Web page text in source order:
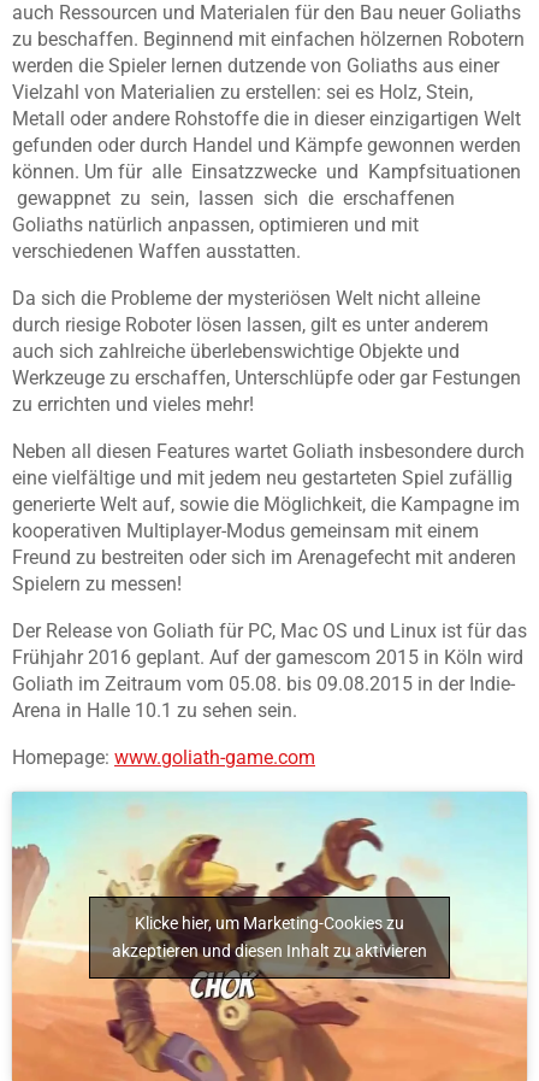
auch Ressourcen und Materialen für den Bau neuer Goliaths
zu beschaffen. Beginnend mit einfachen hölzernen Robotern
werden die Spieler lernen dutzende von Goliaths aus einer
Vielzahl von Materialien zu erstellen: sei es Holz, Stein,
Metall oder andere Rohstoffe die in dieser einzigartigen Welt
gefunden oder durch Handel und Kämpfe gewonnen werden
können. Um für alle Einsatzzwecke und Kampfsituationen
gewappnet zu sein, lassen sich die erschaffenen
Goliaths natürlich anpassen, optimieren und mit
verschiedenen Waffen ausstatten.
Da sich die Probleme der mysteriösen Welt nicht alleine
durch riesige Roboter lösen lassen, gilt es unter anderem
auch sich zahlreiche überlebenswichtige Objekte und
Werkzeuge zu erschaffen, Unterschlüpfe oder gar Festungen
zu errichten und vieles mehr!
Neben all diesen Features wartet Goliath insbesondere durch
eine vielfältige und mit jedem neu gestarteten Spiel zufällig
generierte Welt auf, sowie die Möglichkeit, die Kampagne im
kooperativen Multiplayer-Modus gemeinsam mit einem
Freund zu bestreiten oder sich im Arenagefecht mit anderen
Spielern zu messen!
Der Release von Goliath für PC, Mac OS und Linux ist für das
Frühjahr 2016 geplant. Auf der gamescom 2015 in Köln wird
Goliath im Zeitraum vom 05.08. bis 09.08.2015 in der Indie-
Arena in Halle 10.1 zu sehen sein.
Homepage: www.goliath-game.com
Klicke hier, um Marketing-Cookies zu
akzeptieren und diesen Inhalt zu aktivieren